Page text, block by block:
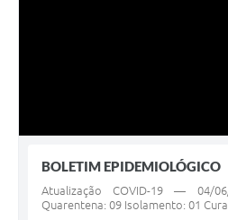
BOLETIM EPIDEMIOLÓGICO
Atualização COVID-19 — 04/
Quarentena: 09 Isolamento: 01